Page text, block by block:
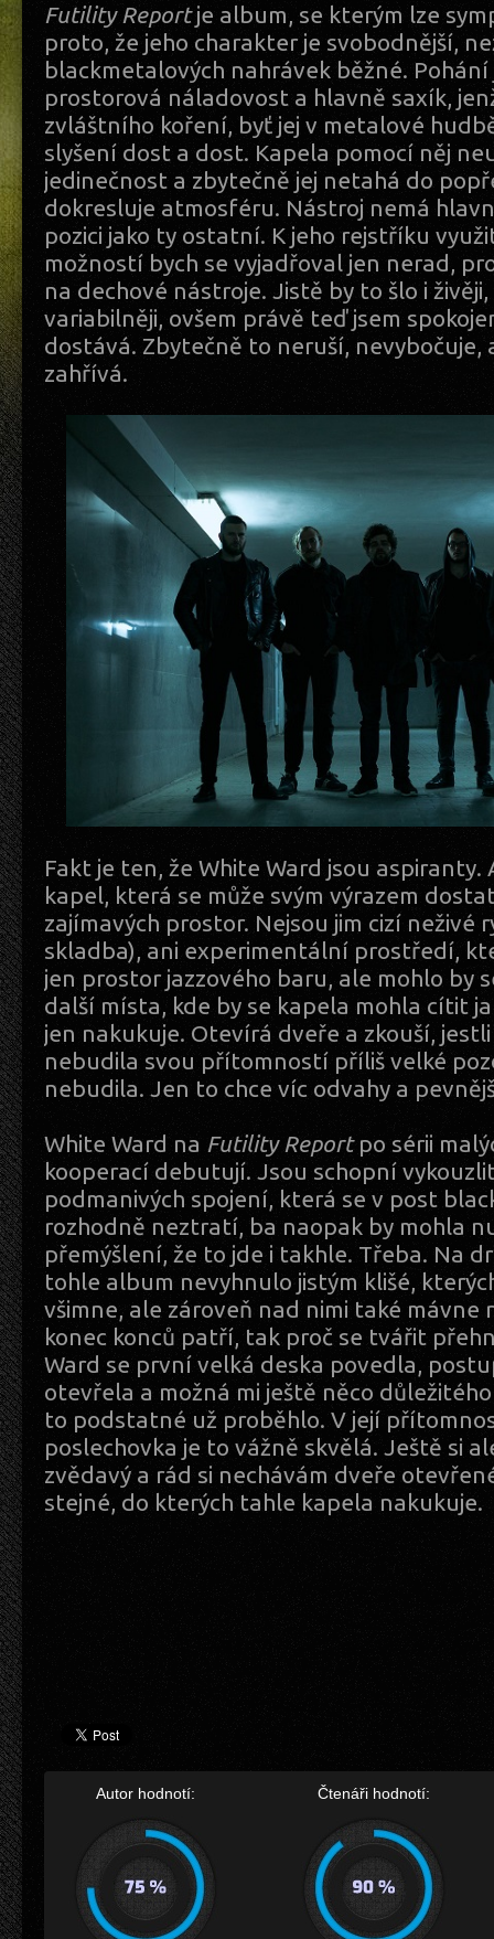
Futility Reportje album, se kterým lze
proto, že jeho charakter je svobodnější,
blackmetalových nahrávek běžné. Pohání
prostorová náladovost a hlavně saxík,
zvláštního koření, byť jej v metalové
slyšení dost a dost. Kapela pomocí něj
jedinečnost a zbytečně jej netahá do
dokresluje atmosféru. Nástroj nemá
pozici jako ty ostatní. K jeho rejstříku
možností bych se vyjadřoval jen nerad,
na dechové nástroje. Jistě by to šlo i
variabilněji, ovšem právě teď jsem
dostává. Zbytečně to neruší, nevybočuje,
zahřívá.
Fakt je ten, že White Ward jsou
kapel, která se může svým výrazem
zajímavých prostor. Nejsou jim cizí neživé
skladba), ani experimentální prostředí,
jen prostor jazzového baru, ale mohlo by
další místa, kde by se kapela mohla cítit
jen nakukuje. Otevírá dveře a zkouší,
nebudila svou přítomností příliš velké
nebudila. Jen to chce víc odvahy a
White Ward na Futility Reportpo sérii
kooperací debutují. Jsou schopní
podmanivých spojení, která se v post
rozhodně neztratí, ba naopak by mohla
přemýšlení, že to jde i takhle. Třeba. Na
tohle album nevyhnulo jistým klišé,
všimne, ale zároveň nad nimi také mávne
konec konců patří, tak proč se tvářit
Ward se první velká deska povedla,
otevřela a možná mi ještě něco
to podstatné už proběhlo. V její
poslechovka je to vážně skvělá. Ještě si
zvědavý a rád si nechávám dveře
stejné, do kterých tahle kapela nakukuje.
Autor hodnotí: Čtenáři hodnotí: